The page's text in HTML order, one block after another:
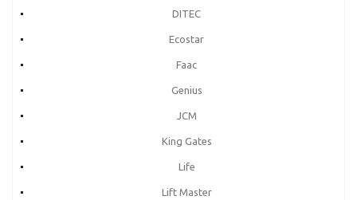
DITEC
Ecostar
Faac
Genius
JCM
King Gates
Life
Lift Master